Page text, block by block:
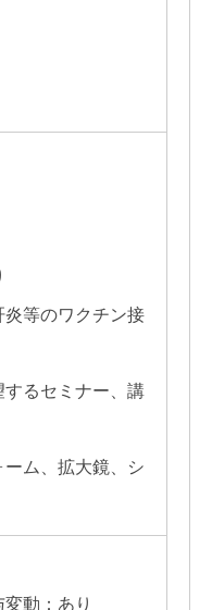
等のワクチン接
るセミナー、講
ム、拡大鏡、シ
動：あり